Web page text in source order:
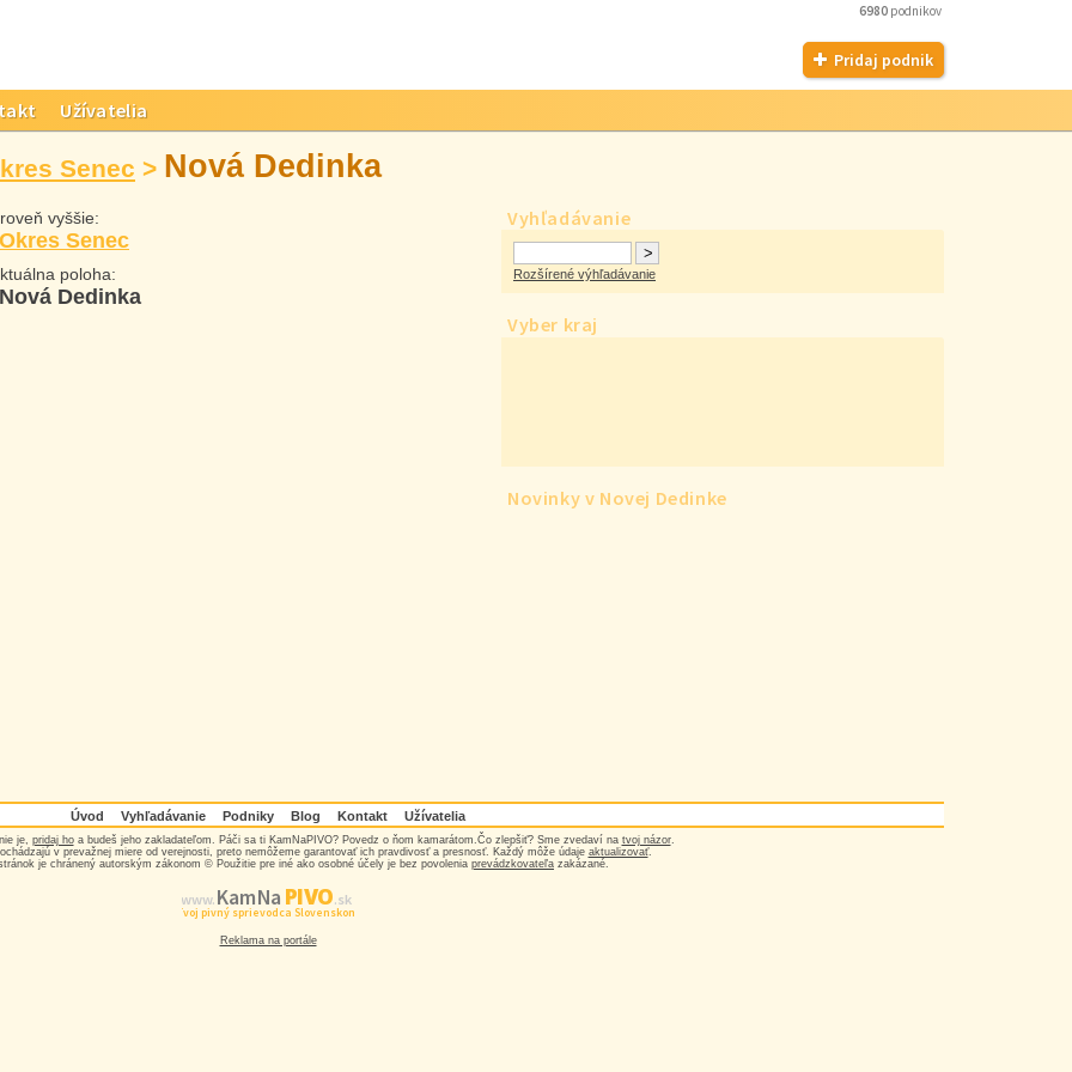
6980 podnikov
Pridaj podnik
Užívatelia
Senec > Nová Dedinka
Vyhľadávanie
Rozšírené výhľadávanie
Vyber kraj
Novinky v Novej Dedinke
vyššie:
Okres Senec
poloha:
Nová Dedinka
Úvod Vyhľadávanie Podniky Blog Kontakt Užívatelia
je, pridaj hoa budeš jeho zakladateľom. Páči sa ti KamNaPIVO? Povedz o ňom kamarátom.Čo zlepšiť? Sme zvedaví na tvoj názor.
v prevažnej miere od verejnosti, preto nemôžeme garantovať ich pravdivosť a presnosť. Každý môže údaje aktualizovať.
je chránený autorským zákonom © Použitie pre iné ako osobné účely je bez povolenia prevádzkovateľa zakázané.
www.Kam Na PIVO.sk
Tvoj pivný sprievodca Slovenskom
Reklama na portále